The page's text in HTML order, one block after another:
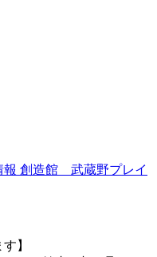
報 創造館 武蔵野プレイ
】